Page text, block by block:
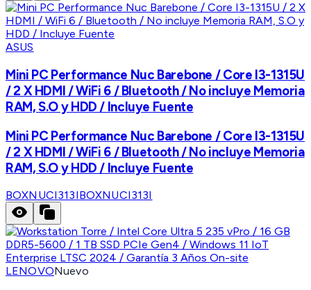
ASUS
Mini PC Performance Nuc Barebone / Core I3-1315U
/ 2 X HDMI / WiFi 6 / Bluetooth / No incluye Memoria
RAM, S.O y HDD / Incluye Fuente
Mini PC Performance Nuc Barebone / Core I3-1315U
/ 2 X HDMI / WiFi 6 / Bluetooth / No incluye Memoria
RAM, S.O y HDD / Incluye Fuente
BOXNUCI313IBOXNUCI313I
LENOVONuevo